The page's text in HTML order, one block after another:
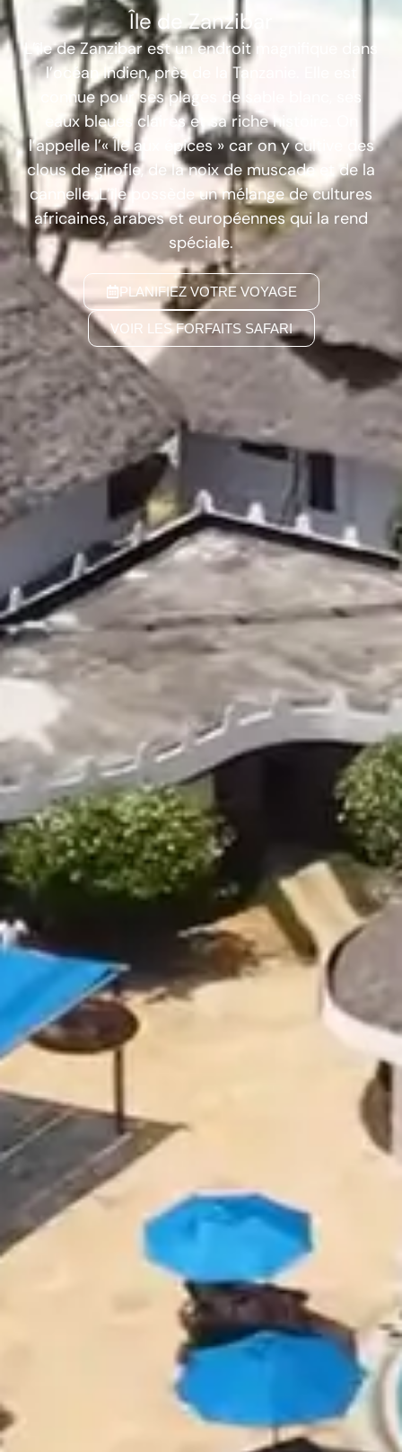
Île de Zanzibar
L’île de Zanzibar est un endroit magnifique dans
l’océan Indien, près de la Tanzanie. Elle est
connue pour sesplages de sable blanc
, ses
eaux bleues claires et sa riche histoire. On
l’appelle l’« Île aux épices »car on y cultive des
clous de girofle, de la noix de muscade et de la
cannelle. L’île possède un mélange de cultures
africaines, arabes et européennes qui la rend
spéciale.
PLANIFIEZ VOTRE VOYAGE
VOIR LES FORFAITS SAFARI